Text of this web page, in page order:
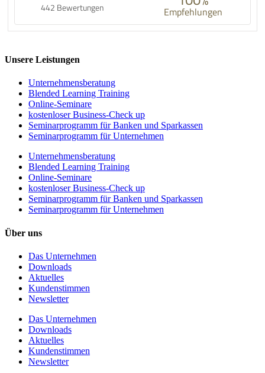
442 Bewertungen Empfehlungen
Unsere Leistungen
Unternehmens­beratung
Blended Learning Training
Online-Seminare
kostenloser Business-Check up
Seminarprogramm für Banken und Sparkassen
Seminarprogramm für Unternehmen
Unternehmens­beratung
Blended Learning Training
Online-Seminare
kostenloser Business-Check up
Seminarprogramm für Banken und Sparkassen
Seminarprogramm für Unternehmen
Über uns
Das Unternehmen
Downloads
Aktuelles
Kundenstimmen
Newsletter
Das Unternehmen
Downloads
Aktuelles
Kundenstimmen
Newsletter